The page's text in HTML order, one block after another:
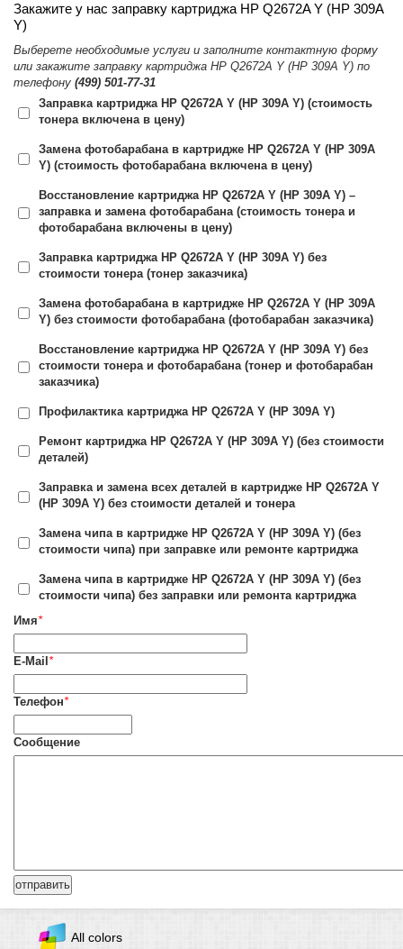
Закажите у нас заправку картриджа HP Q2672A Y (HP 309A
Y)
Выберете необходимые услуги и заполните контактную форму
или закажите заправку картриджа HP Q2672A Y (HP 309A Y) по
телефону (499) 501-77-31
Заправка картриджа HP Q2672A Y (HP 309A Y) (стоимость
тонера включена в цену)
Замена фотобарабана в картридже HP Q2672A Y (HP 309A
Y) (стоимость фотобарабана включена в цену)
Восстановление картриджа HP Q2672A Y (HP 309A Y) –
заправка и замена фотобарабана (стоимость тонера и
фотобарабана включены в цену)
Заправка картриджа HP Q2672A Y (HP 309A Y) без
стоимости тонера (тонер заказчика)
Замена фотобарабана в картридже HP Q2672A Y (HP 309A
Y) без стоимости фотобарабана (фотобарабан заказчика)
Восстановление картриджа HP Q2672A Y (HP 309A Y) без
стоимости тонера и фотобарабана (тонер и фотобарабан
заказчика)
Профилактика картриджа HP Q2672A Y (HP 309A Y)
Ремонт картриджа HP Q2672A Y (HP 309A Y) (без стоимости
деталей)
Заправка и замена всех деталей в картридже HP Q2672A Y
(HP 309A Y) без стоимости деталей и тонера
Замена чипа в картридже HP Q2672A Y (HP 309A Y) (без
стоимости чипа) при заправке или ремонте картриджа
Замена чипа в картридже HP Q2672A Y (HP 309A Y) (без
стоимости чипа) без заправки или ремонта картриджа
Имя*
E-Mail *
Телефон*
Сообщение
All colors